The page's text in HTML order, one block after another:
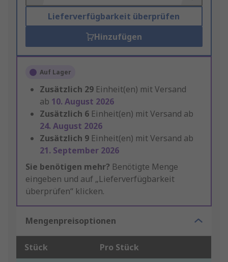
Lieferverfügbarkeit überprüfen
Hinzufügen
Auf Lager
Zusätzlich 29 Einheit(en) mit Versand
ab 10. August 2026
Zusätzlich 6 Einheit(en) mit Versand ab
24. August 2026
Zusätzlich 9 Einheit(en) mit Versand ab
21. September 2026
Sie benötigen mehr? Benötigte Menge
eingeben und auf „Lieferverfügbarkeit
überprüfen“ klicken.
Mengenpreisoptionen
Stück Pro Stück